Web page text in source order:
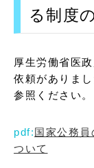
る制度
厚生労働省医
依頼がありま
参照ください。
国家公務
ついて